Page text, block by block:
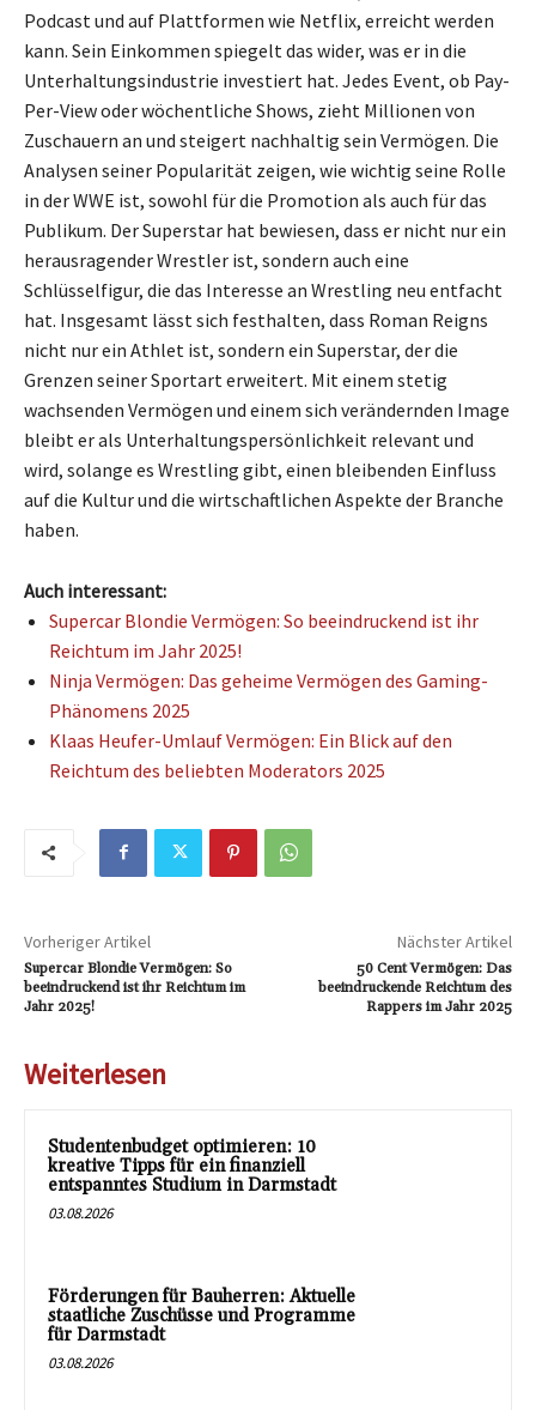
Podcast und auf Plattformen wie Netflix, erreicht werden
kann. Sein Einkommen spiegelt das wider, was er in die
Unterhaltungsindustrie investiert hat. Jedes Event, ob Pay-
Per-View oder wöchentliche Shows, zieht Millionen von
Zuschauern an und steigert nachhaltig sein Vermögen. Die
Analysen seiner Popularität zeigen, wie wichtig seine Rolle
in der WWE ist, sowohl für die Promotion als auch für das
Publikum. Der Superstar hat bewiesen, dass er nicht nur ein
herausragender Wrestler ist, sondern auch eine
Schlüsselfigur, die das Interesse an Wrestling neu entfacht
hat. Insgesamt lässt sich festhalten, dass Roman Reigns
nicht nur ein Athlet ist, sondern ein Superstar, der die
Grenzen seiner Sportart erweitert. Mit einem stetig
wachsenden Vermögen und einem sich verändernden Image
bleibt er als Unterhaltungspersönlichkeit relevant und
wird, solange es Wrestling gibt, einen bleibenden Einfluss
auf die Kultur und die wirtschaftlichen Aspekte der Branche
haben.
Auch interessant:
Supercar Blondie Vermögen: So beeindruckend ist ihr
Reichtum im Jahr 2025!
Ninja Vermögen: Das geheime Vermögen des Gaming-
Phänomens 2025
Klaas Heufer-Umlauf Vermögen: Ein Blick auf den
Reichtum des beliebten Moderators 2025
Vorheriger Artikel
Supercar Blondie Vermögen: So
beeindruckend ist ihr Reichtum im
Jahr 2025!
Nächster Artikel
50 Cent Vermögen: Das
beeindruckende Reichtum des
Rappers im Jahr 2025
Weiterlesen
Studentenbudget optimieren: 10
kreative Tipps für ein finanziell
entspanntes Studium in Darmstadt
03.08.2026
Förderungen für Bauherren: Aktuelle
staatliche Zuschüsse und Programme
für Darmstadt
03.08.2026